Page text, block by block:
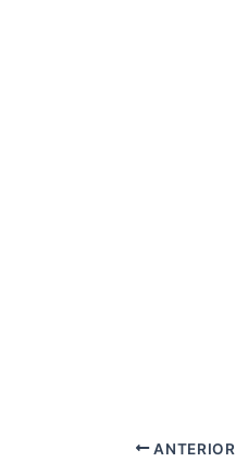
ANTERIOR